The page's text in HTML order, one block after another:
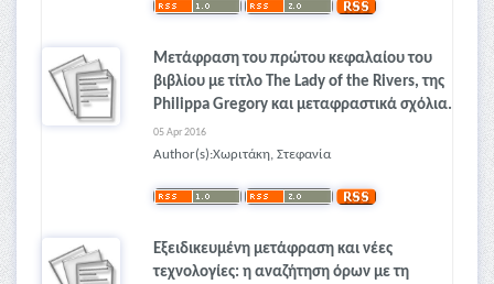
Μετάφραση του πρώτου κεφαλαίου του
βιβλίου με τίτλο The Lady of the Rivers, της
Philippa Gregory και μεταφραστικά σχόλια.
05 Apr 2016
Author(s):Χωριτάκη, Στεφανία
Εξειδικευμένη μετάφραση και νέες
τεχνολογίες: η αναζήτηση όρων με τη